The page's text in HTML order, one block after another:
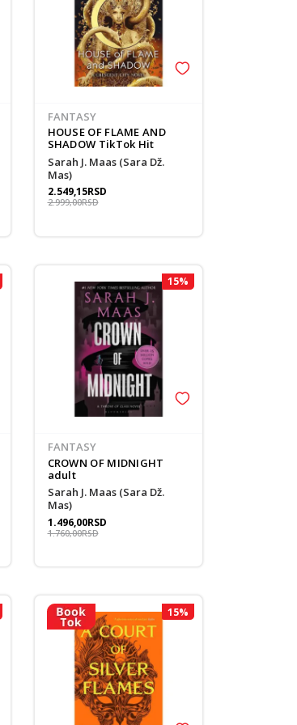
FANTASY
HOUSE OF FLAME AND
SHADOW TikTok Hit
Sarah J. Maas (Sara Dž.
Mas)
2.549,15RSD
2.999,00RSD
15%
FANTASY
CROWN OF MIDNIGHT
adult
Sarah J. Maas (Sara Dž.
Mas)
1.496,00RSD
1.760,00RSD
15%